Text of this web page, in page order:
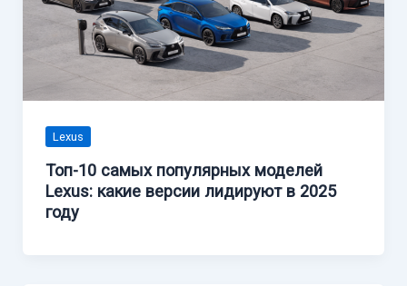
Lexus
Топ-10 самых популярных моделей
Lexus: какие версии лидируют в 2025
году